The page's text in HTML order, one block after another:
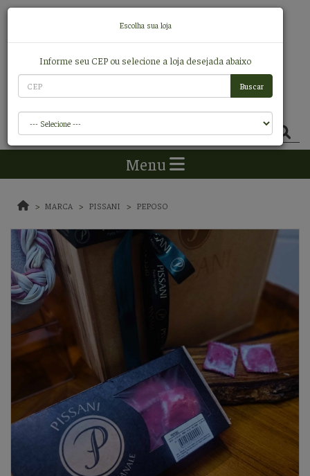
Menu
MARCA PISSANI PEPOSO
Escolha sua loja
Informe seu CEP ou selecione a loja desejada abaixo